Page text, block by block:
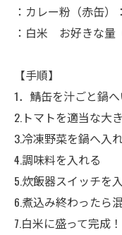
：カレー粉（赤缶）
：白米 お好きな量
【手順】
1．鯖缶を汁ごと鍋
2.トマトを適当な大
3.冷凍野菜を鍋へ入
4.調味料を入れる
5.炊飯器スイッチを
6.煮込み終わったら
7.白米に盛って完成！